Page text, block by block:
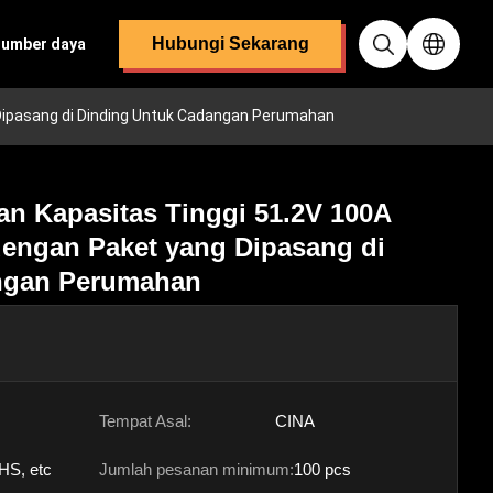
daya Hubungi Sekarang
di Dinding Untuk Cadangan Perumahan
Kapasitas Tinggi 51.2V 100A
Paket yang Dipasang di
Perumahan
Tempat Asal: CINA
etc Jumlah pesanan minimum:100 pcs